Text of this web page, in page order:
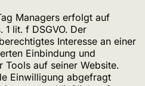
Managers erfolgt auf
lit. f DSGVO. Der
Interesse an einer
Einbindung und
Tools auf seiner Website.
Einwilligung abgefragt